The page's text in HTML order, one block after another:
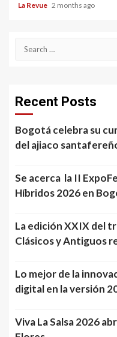
La Revue 2 months ago
Search
Recent Posts
Bogotá celebra su
del ajiaco
Se acerca la II
Híbridos 2026 en
La edición XXIX del
Clásicos y Antiguos
Lo mejor de la
digital en la versión
Viva La Salsa 2026